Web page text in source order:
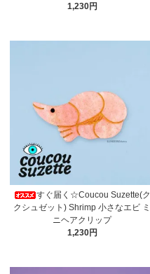
1,230円
すぐ届く☆Coucou Suzette(ク
クシュゼット) Shrimp 小さなエビ ミ
ニヘアクリップ
1,230円